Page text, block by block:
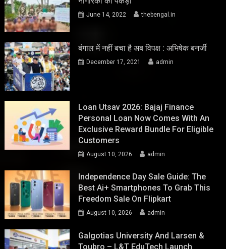
June 14, 2022 thebengal.in
बंगाल में नहीं बचा है अब विपक्ष : अभिषेक बनर्जी
December 17, 2021 admin
Loan Utsav 2026: Bajaj Finance
Personal Loan Now Comes With An
Exclusive Reward Bundle For Eligible
Customers
August 10, 2026 admin
Independence Day Sale Guide: The
Best Ai+ Smartphones To Grab This
Freedom Sale On Flipkart
August 10, 2026 admin
Galgotias University And Larsen &
Toubro – L&T EduTech Launch